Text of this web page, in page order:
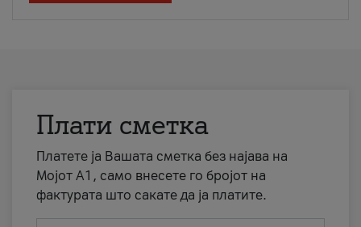
Плати сметка
Платете ја Вашата сметка без најава на
Мојот А1, само внесете го бројот на
фактурата што сакате да ја платите.